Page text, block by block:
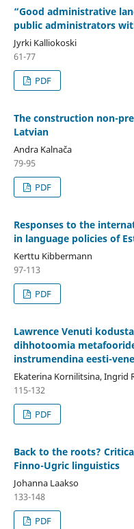
“Good administrative
public administrators
Jyrki Kalliokoski
61-77
PDF
The construction non-
Latvian
Andra Kalnača
79-95
PDF
Responses to the
in language policies of
Kerttu Kibbermann
97-113
PDF
Lawrence Venuti
dihhotoomia
instrumendina eesti-
Ekaterina Kornilitsina, Ingrid
115-132
PDF
Back to the roots?
Finno-Ugric linguistics
Johanna Laakso
133-148
PDF